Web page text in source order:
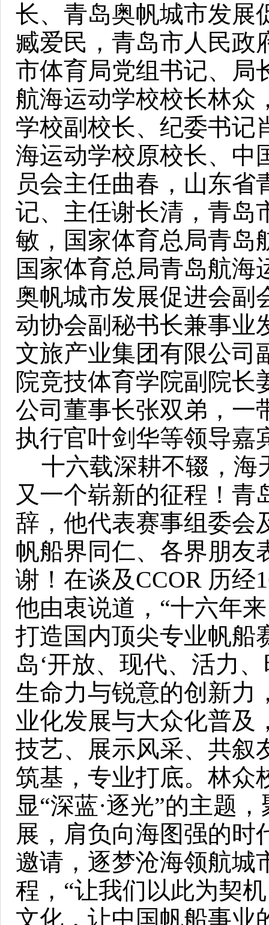
长、青岛奥帆城市发展
臧爱民，青岛市人民政
市体育局党组书记、局
航海运动学校校长林众
学校副校长、纪委书记
海运动学校原校长、中
员会主任曲春，山东省
记、主任谢长清，青岛
敏，国家体育总局青岛
国家体育总局青岛航海
奥帆城市发展促进会副
动协会副秘书长兼事业
文旅产业集团有限公司
院竞技体育学院副院长
公司董事长张双弟，一
执行官叶剑华等领导嘉
十六载深耕不辍，海
又一个崭新的征程！青
辞，他代表赛事组委会
帆船界同仁、各界朋友
谢！在谈及CCOR 历经
他由衷说道，“十六年
打造国内顶尖专业帆船
岛‘开放、现代、活力
生命力与锐意的创新力
业化发展与大众化普及
技艺、展示风采、共叙
筑基，专业打底。林众
显“深蓝·逐光”的主题
展，肩负向海图强的时
邀请，逐梦沧海领航城
程，“让我们以此为契
文化，让中国帆船事业